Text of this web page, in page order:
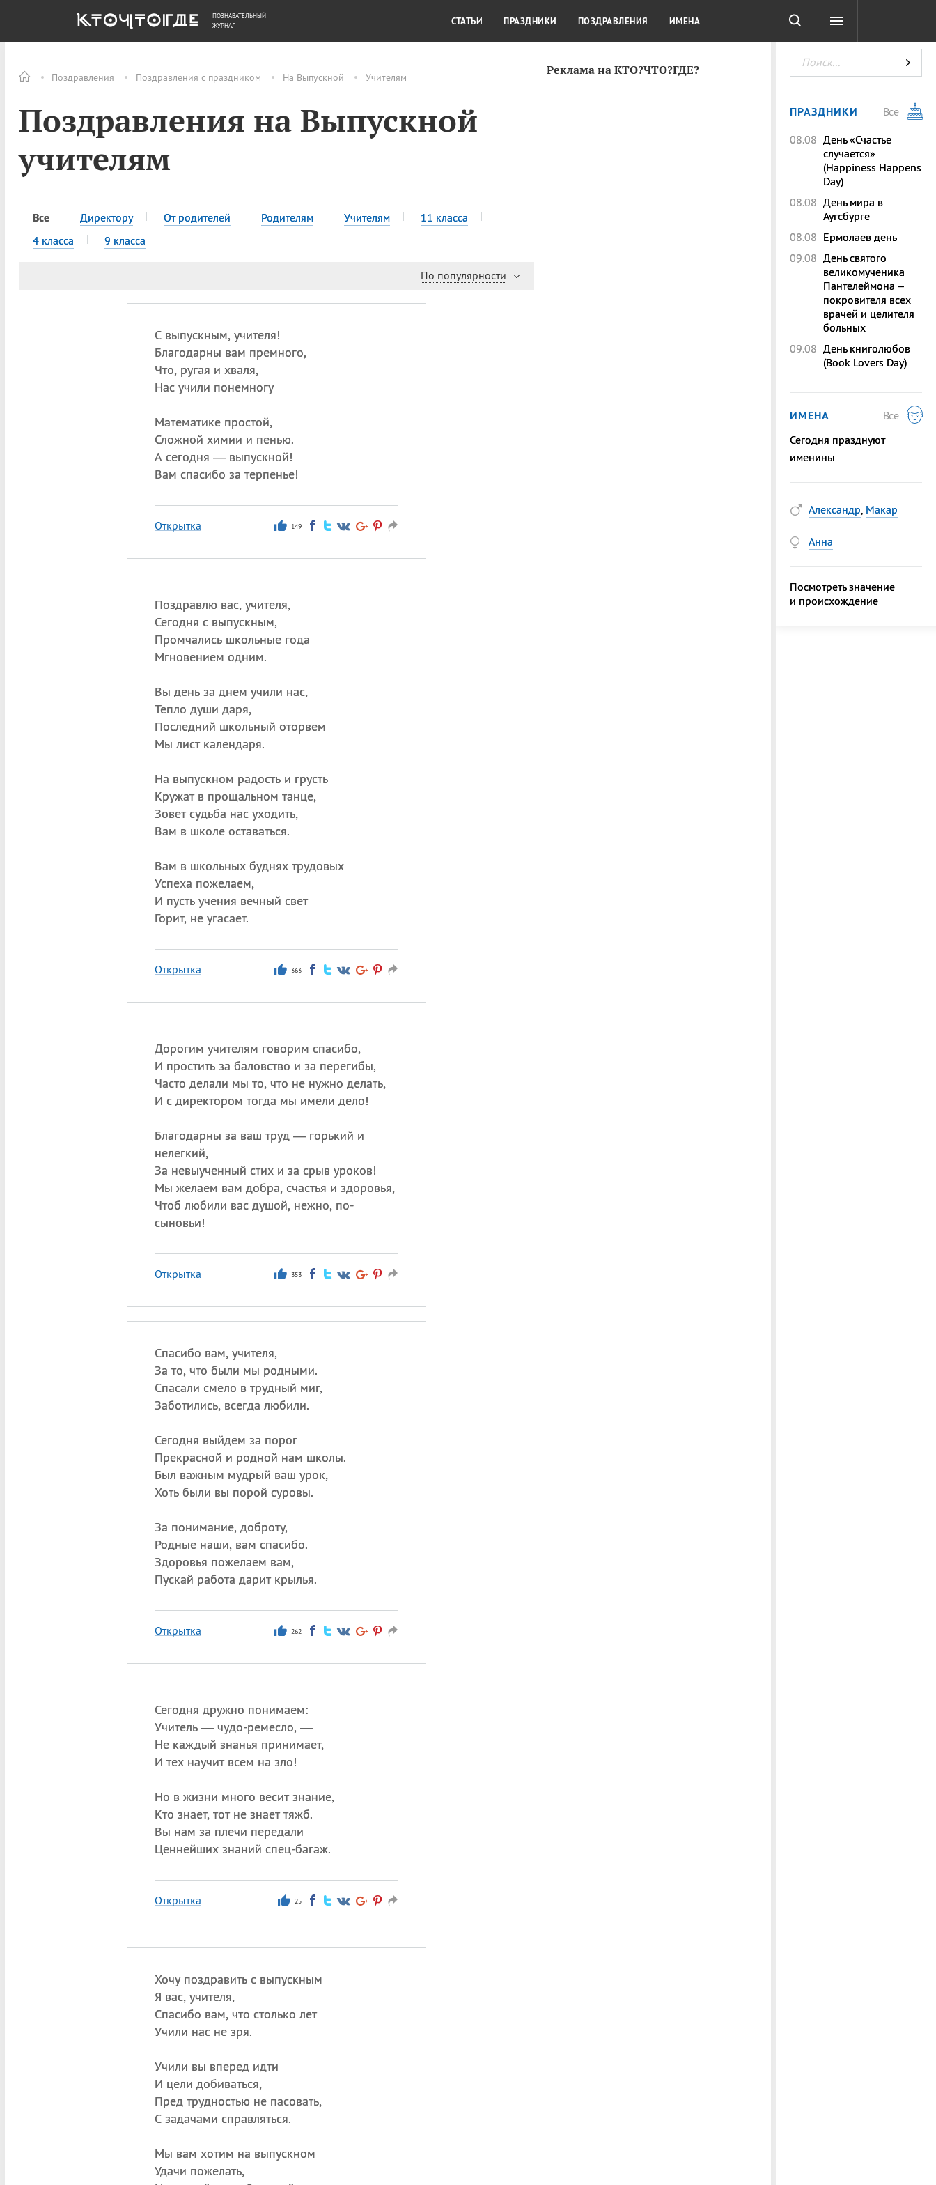
Поздравления Поздравления с праздником На Выпускной Учителям
Поздравления на Выпускной
учителям
Все Директору От родителей Родителям Учителям
11 класса
4 класса
9 класса
По популярности
С выпускным, учителя!
Благодарны вам премного,
Что, ругая и хваля,
Нас учили понемногу
Математике простой,
Сложной химии и пенью.
А сегодня — выпускной!
Вам спасибо за терпенье!
Открытка 149
Поздравлю вас, учителя,
Сегодня с выпускным,
Промчались школьные года
Мгновением одним.
Вы день за днем учили нас,
Тепло души даря,
Последний школьный оторвем
Мы лист календаря.
На выпускном радость и грусть
Кружат в прощальном танце,
Зовет судьба нас уходить,
Вам в школе оставаться.
Вам в школьных буднях трудовых
Успеха пожелаем,
И пусть учения вечный свет
Горит, не угасает.
Открытка 363
Дорогим учителям говорим спасибо,
И простить за баловство и за перегибы,
Часто делали мы то, что не нужно делать,
И с директором тогда мы имели дело!
Благодарны за ваш труд — горький и
нелегкий,
За невыученный стих и за срыв уроков!
Мы желаем вам добра, счастья и здоровья,
Чтоб любили вас душой, нежно, по-
сыновьи!
Открытка 353
Спасибо вам, учителя,
За то, что были мы родными.
Спасали смело в трудный миг,
Заботились, всегда любили.
Сегодня выйдем за порог
Прекрасной и родной нам школы.
Был важным мудрый ваш урок,
Хоть были вы порой суровы.
За понимание, доброту,
Родные наши, вам спасибо.
Здоровья пожелаем вам,
Пускай работа дарит крылья.
Открытка 262
Сегодня дружно понимаем:
Учитель — чудо-ремесло, —
Не каждый знанья принимает,
И тех научит всем на зло!
Но в жизни много весит знание,
Кто знает, тот не знает тяжб.
Вы нам за плечи передали
Ценнейших знаний спец-багаж.
Открытка 25
Хочу поздравить с выпускным
Я вас, учителя,
Спасибо вам, что столько лет
Учили нас не зря.
Учили вы вперед идти
И цели добиваться,
Пред трудностью не пасовать,
С задачами справляться.
Мы вам хотим на выпускном
Удачи пожелать,
Реклама на КТО?ЧТО?ГДЕ?
ОБЩЕСТВО ДЕНЬГИ КУЛЬТУРА КРАСОТА ТЕСТЫ
ПОЗНАВАТЕЛЬНЫЙ
ЖУРНАЛ
СТАТЬИ ПРАЗДНИКИ ПОЗДРАВЛЕНИЯ ИМЕНА
ПРАЗДНИКИ
Все
08.08 День «Счастье
случается»
(Happiness Happens
Day)
08.08 День мира в
Аугсбурге
08.08 Ермолаев день
09.08 День святого
великомученика
Пантелеймона –
покровителя всех
врачей и целителя
больных
09.08 День книголюбов
(Book Lovers Day)
ИМЕНА
Все
Сегодня празднуют
именины
Александр, Макар
Анна
Посмотреть значение
и происхождение